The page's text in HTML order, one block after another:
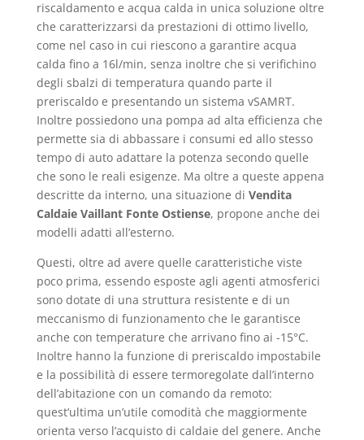
riscaldamento e acqua calda in unica soluzione oltre
che caratterizzarsi da prestazioni di ottimo livello,
come nel caso in cui riescono a garantire acqua
calda fino a 16l/min, senza inoltre che si verifichino
degli sbalzi di temperatura quando parte il
preriscaldo e presentando un sistema vSAMRT.
Inoltre possiedono una pompa ad alta efficienza che
permette sia di abbassare i consumi ed allo stesso
tempo di auto adattare la potenza secondo quelle
che sono le reali esigenze. Ma oltre a queste appena
descritte da interno, una situazione di Vendita
Caldaie Vaillant Fonte Ostiense, propone anche dei
modelli adatti all’esterno.
Questi, oltre ad avere quelle caratteristiche viste
poco prima, essendo esposte agli agenti atmosferici
sono dotate di una struttura resistente e di un
meccanismo di funzionamento che le garantisce
anche con temperature che arrivano fino ai -15°C.
Inoltre hanno la funzione di preriscaldo impostabile
e la possibilità di essere termoregolate dall’interno
dell’abitazione con un comando da remoto:
quest’ultima un’utile comodità che maggiormente
orienta verso l’acquisto di caldaie del genere. Anche